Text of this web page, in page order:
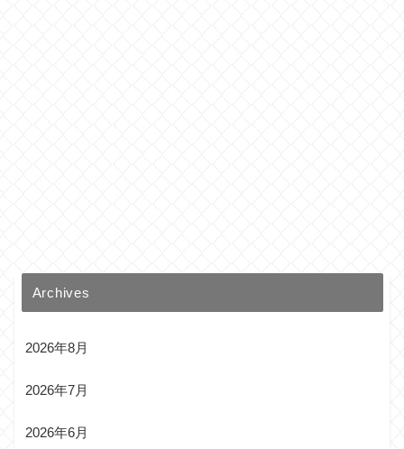
Archives
2026年8月
2026年7月
2026年6月